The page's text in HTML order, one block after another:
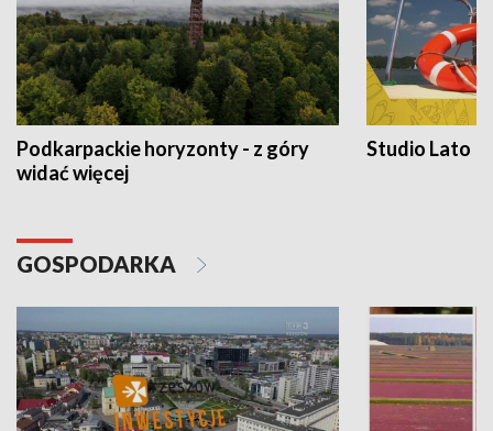
Podkarpackie horyzonty - z góry
widać więcej
Studio Lato
GOSPODARKA